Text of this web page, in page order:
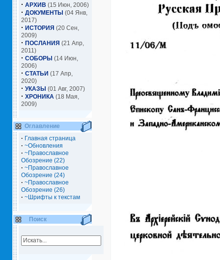
· АРХИВ (15 Июн, 2006)
· ДОКУМЕНТЫ (04 Янв,
2017)
· ИСТОРИЯ (20 Сен,
2009)
· ПОСЛАНИЯ (21 Апр,
2011)
· СОБОРЫ (14 Июн,
2006)
· СТАТЬИ (17 Апр,
2020)
· УКАЗЫ (01 Авг, 2007)
· ХРОНИКА (18 Мая,
2009)
Оглавление
· Главная страница
· ~Обновления
· ~Православное
Обозрение (22)
· ~Православное
Обозрение (24)
· ~Православное
Обозрение (26)
· ~Шрифты к текстам
Поиск